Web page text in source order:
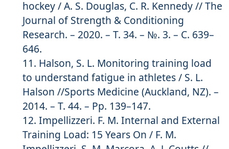
hockey / A. S. Douglas, C. R. Kennedy // The
Journal of Strength & Conditioning
Research. – 2020. – Т. 34. – №. 3. – С. 639–
646.
Halson, S. L. Monitoring training load
to understand fatigue in athletes / S. L.
Halson //Sports Medicine (Auckland, NZ). –
2014. – Т. 44. – Pp. 139–147.
Impellizzeri. F. M. Internal and External
Training Load: 15 Years On / F. M.